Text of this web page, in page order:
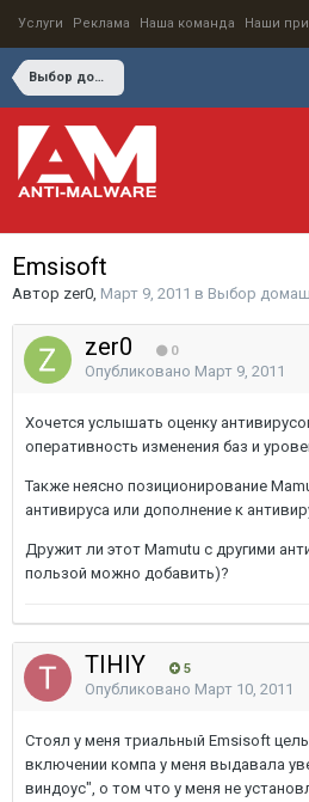
Услуги Реклама Наша команда Наши
Выбор домашних средств защиты
Emsisoft
Автор zer0, Март 9, 2011 в Выбор
zer0 0
Опубликовано Март 9, 2011
Хочется услышать оценку
оперативность изменения баз и
Также неясно позиционирование
антивируса или дополнение к
Дружит ли этот Mamutu с другими
пользой можно добавить)?
TIHIY 5
Опубликовано Март 10, 2011
Стоял у меня триальный Emsisoft
включении компа у меня выдавала
виндоус", о том что у меня не